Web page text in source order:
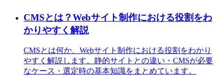
CMSとは？Webサイト制作における役割をわ
かりやすく解説
CMSとは何か、Webサイト制作における役割をわかり
やすく解説します。静的サイトとの違い・CMSが必要
なケース・選定時の基本知識をまとめています。